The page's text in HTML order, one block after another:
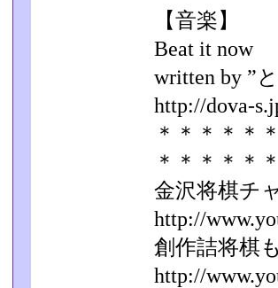
【音楽】
Beat it now
written by ”
http://dova-
＊＊＊＊＊
＊＊＊＊＊
金沢将棋チ
http://
創作詰将棋
http://